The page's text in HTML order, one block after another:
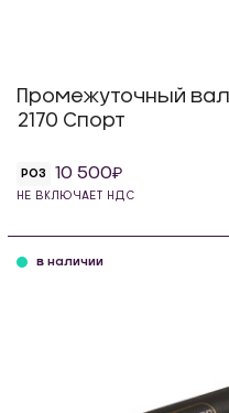
Промежуточный вал
2170 Спорт
РОЗ 10 500
НЕ ВКЛЮЧАЕТ НДС
в наличии